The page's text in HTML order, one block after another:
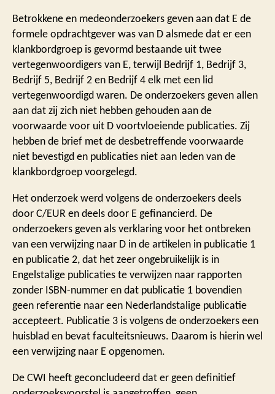
Betrokkene en medeonderzoekers geven aan dat E de
formele opdrachtgever was van D alsmede dat er een
klankbordgroep is gevormd bestaande uit twee
vertegenwoordigers van E, terwijl Bedrijf 1, Bedrijf 3,
Bedrijf 5, Bedrijf 2 en Bedrijf 4 elk met een lid
vertegenwoordigd waren. De onderzoekers geven allen
aan dat zij zich niet hebben gehouden aan de
voorwaarde voor uit D voortvloeiende publicaties. Zij
hebben de brief met de desbetreffende voorwaarde
niet bevestigd en publicaties niet aan leden van de
klankbordgroep voorgelegd.
Het onderzoek werd volgens de onderzoekers deels
door C/EUR en deels door E gefinancierd. De
onderzoekers geven als verklaring voor het ontbreken
van een verwijzing naar D in de artikelen in publicatie 1
en publicatie 2, dat het zeer ongebruikelijk is in
Engelstalige publicaties te verwijzen naar rapporten
zonder ISBN-nummer en dat publicatie 1 bovendien
geen referentie naar een Nederlandstalige publicatie
accepteert. Publicatie 3 is volgens de onderzoekers een
huisblad en bevat faculteitsnieuws. Daarom is hierin wel
een verwijzing naar E opgenomen.
De CWI heeft geconcludeerd dat er geen definitief